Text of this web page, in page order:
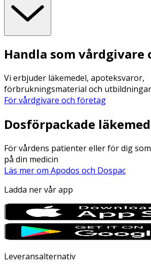
Handla som vårdgivare
Vi erbjuder läkemedel, apoteksvaror,
förbrukningsmaterial och
För vårdgivare och företag
Dosförpackade
För vårdens patienter eller för dig
på din medicin
Läs mer om Apodos och Dospac
Ladda ner vår app
Leveransalternativ